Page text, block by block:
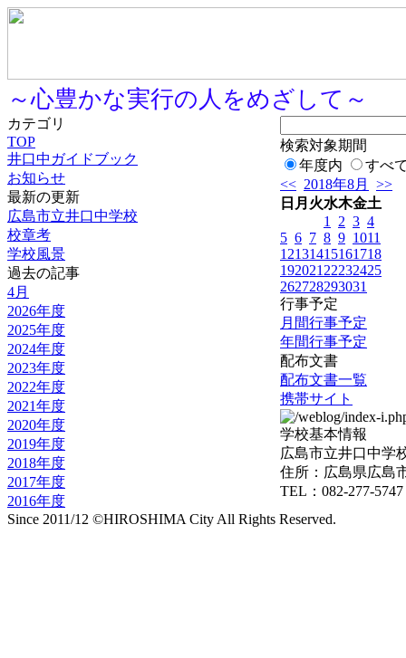
～心豊かな実行の人をめざして～
カテゴリ
TOP
井口中ガイドブック
お知らせ
最新の更新
広島市立井口中学校
校章考
学校風景
過去の記事
4月
2026年度
2025年度
2024年度
2023年度
2022年度
2021年度
2020年度
2019年度
2018年度
2017年度
2016年度
検索対象期間
年度内
すべ
<< 2018年8月
>>
日 月 火水木金土
1
2 3 4
5 6 7 8 9 1011
12131415161718
192021 22232425
262728293031
行事予定
月間行事予定
年間行事予定
配布文書
配布文書一覧
携帯サイト
学校基本情報
広島市立井口中学
住所：広島県広島
TEL：082-277-5747
Since 2011/12 ©HIROSHIMA City All Rights Reserved.